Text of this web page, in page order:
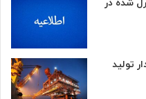
شده در
تولید